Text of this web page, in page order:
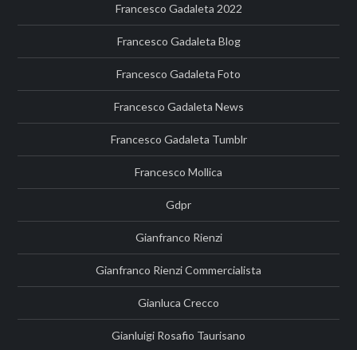
Francesco Gadaleta 2022
Francesco Gadaleta Blog
Francesco Gadaleta Foto
Francesco Gadaleta News
Francesco Gadaleta Tumblr
Francesco Mollica
Gdpr
Gianfranco Rienzi
Gianfranco Rienzi Commercialista
Gianluca Crecco
Gianluigi Rosafio Taurisano